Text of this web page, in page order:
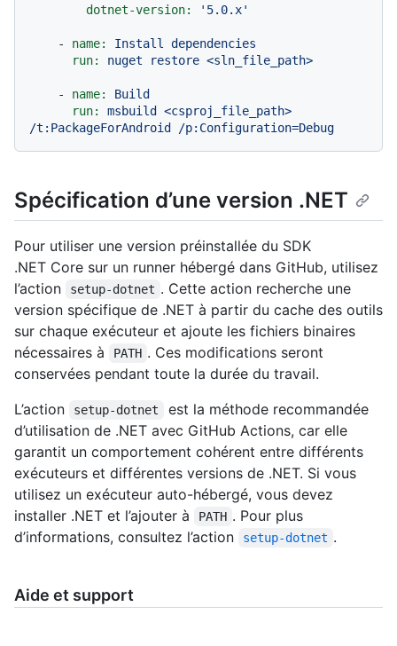
dotnet-version:
'5.0.x'
- name: Install
dependencies
run:
nuget restore <sln_file_path>
- name:
Build
run:
msbuild
<csproj_file_path>
/t:PackageForAndroid
/p:Configuration=Debug
Spécification d’une version .NET
Pour utiliser une version préinstallée du SDK
.NET Core sur un runner hébergé dans GitHub, utilisez
l’action
setup-dotnet . Cette action recherche une
version spécifique de .NET à partir du cache des outils
sur chaque exécuteur et ajoute les fichiers binaires
nécessaires à
PATH . Ces modifications seront
conservées pendant toute la durée du travail.
L’action
setup-dotnet
est la méthode recommandée
d’utilisation de .NET avec GitHub Actions, car elle
garantit un comportement cohérent entre différents
exécuteurs et différentes versions de .NET. Si vous
utilisez un exécuteur auto-hébergé, vous devez
installer .NET et l’ajouter à
PATH . Pour plus
d’informations, consultez l’action
setup-dotnet .
Aide et support